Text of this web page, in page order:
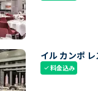
イル カンポ
check料金込み